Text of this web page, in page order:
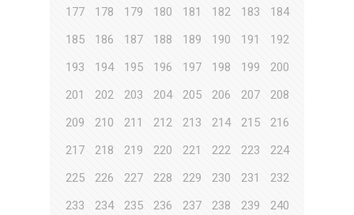
177
178 179 180 181 182 183
184
185
186 187 188 189 190 191
192
193
194 195 196 197 198 199
200
201
202 203 204 205 206 207
208
209
210 211 212 213 214 215
216
217
218 219 220 221 222 223
224
225
226 227 228 229 230 231
232
233
234 235 236 237 238 239
240